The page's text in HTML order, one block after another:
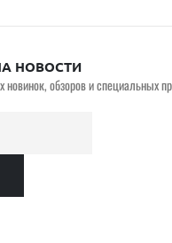
НОВОСТИ
новинок, обзоров и специальных